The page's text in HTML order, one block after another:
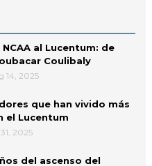
NCAA al Lucentum: de
Coulibaly
14, 2025
que han vivido más
el Lucentum
2025
del ascenso del